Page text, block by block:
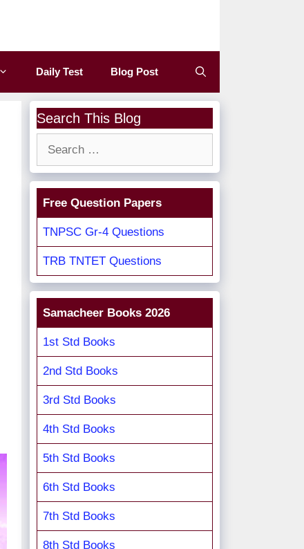
Daily Test Blog Post
Search This Blog
Free Question Papers
TNPSC Gr-4 Questions
TRB TNTET Questions
Samacheer Books 2026
1st Std Books
2nd Std Books
3rd Std Books
4th Std Books
5th Std Books
6th Std Books
7th Std Books
8th Std Books